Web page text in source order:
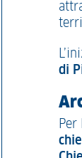
di
Per